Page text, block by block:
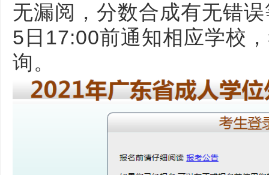
无漏阅，分数合成有无错
5日17:00前通知相应学校
询。